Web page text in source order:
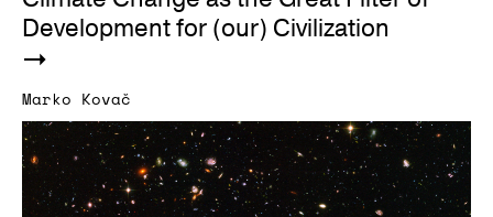
Development for (our) Civilization
Marko Kovač